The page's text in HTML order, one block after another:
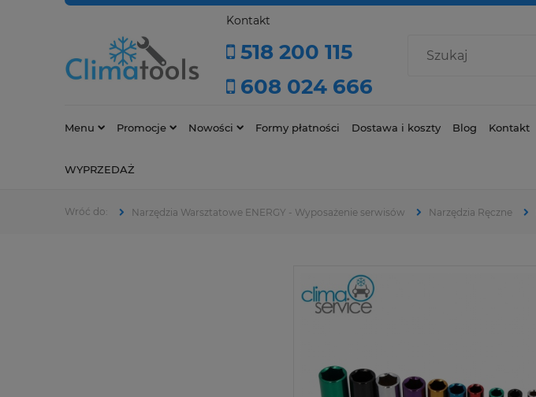
Kontakt
518 200 115
608 024 666
Menu Promocje Nowości Formy płatności Dostawa i koszty Blog Kontakt
WYPRZEDAŻ
Narzędzia Warsztatowe ENERGY - Wyposażenie serwisów Narzędzia Ręczne